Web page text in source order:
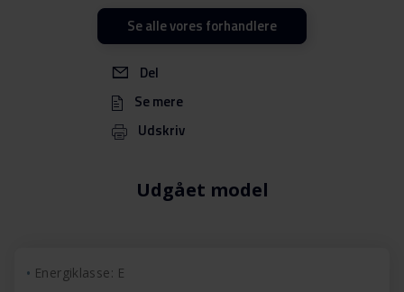
Udgået model
Del
Se mere
Udskriv
Se alle vores forhandlere
Energiklasse: E